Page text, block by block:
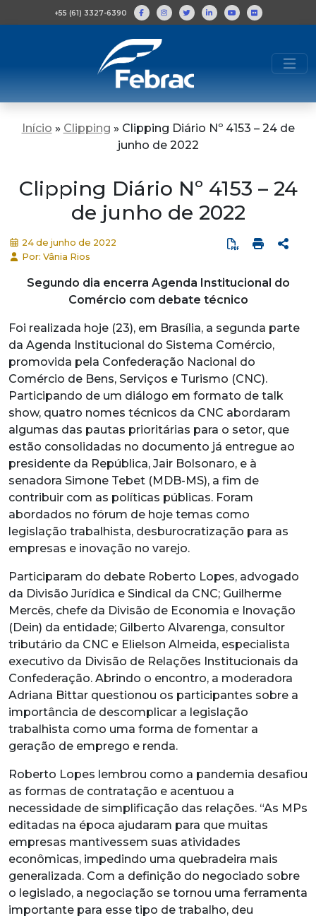
+55 (61) 3327-6390
Início » Clipping » Clipping Diário Nº 4153 – 24 de
junho de 2022
Clipping Diário Nº 4153 – 24
de junho de 2022
24 de junho de 2022
Por: Vânia Rios
Segundo dia encerra Agenda Institucional do
Comércio com debate técnico
Foi realizada hoje (23), em Brasília, a segunda parte
da Agenda Institucional do Sistema Comércio,
promovida pela Confederação Nacional do
Comércio de Bens, Serviços e Turismo (CNC).
Participando de um diálogo em formato de talk
show, quatro nomes técnicos da CNC abordaram
algumas das pautas prioritárias para o setor, que
estão consolidadas no documento já entregue ao
presidente da República, Jair Bolsonaro, e à
senadora Simone Tebet (MDB-MS), a fim de
contribuir com as políticas públicas. Foram
abordados no fórum de hoje temas como
legislação trabalhista, desburocratização para as
empresas e inovação no varejo.
Participaram do debate Roberto Lopes, advogado
da Divisão Jurídica e Sindical da CNC; Guilherme
Mercês, chefe da Divisão de Economia e Inovação
(Dein) da entidade; Gilberto Alvarenga, consultor
tributário da CNC e Elielson Almeida, especialista
executivo da Divisão de Relações Institucionais da
Confederação. Abrindo o encontro, a moderadora
Adriana Bittar questionou os participantes sobre a
importância de descomplicar a legislação
trabalhista como uma forma de fomentar a
geração de emprego e renda.
Roberto Lopes lembrou como a pandemia desafiou
as formas de contratação e acentuou a
necessidade de simplificação das relações. “As MPs
editadas na época ajudaram para que muitas
empresas mantivessem suas atividades
econômicas, impedindo uma quebradeira mais
generalizada. Com a definição do negociado sobre
o legislado, a negociação se tornou uma ferramenta
importante para esse tipo de trabalho, deu